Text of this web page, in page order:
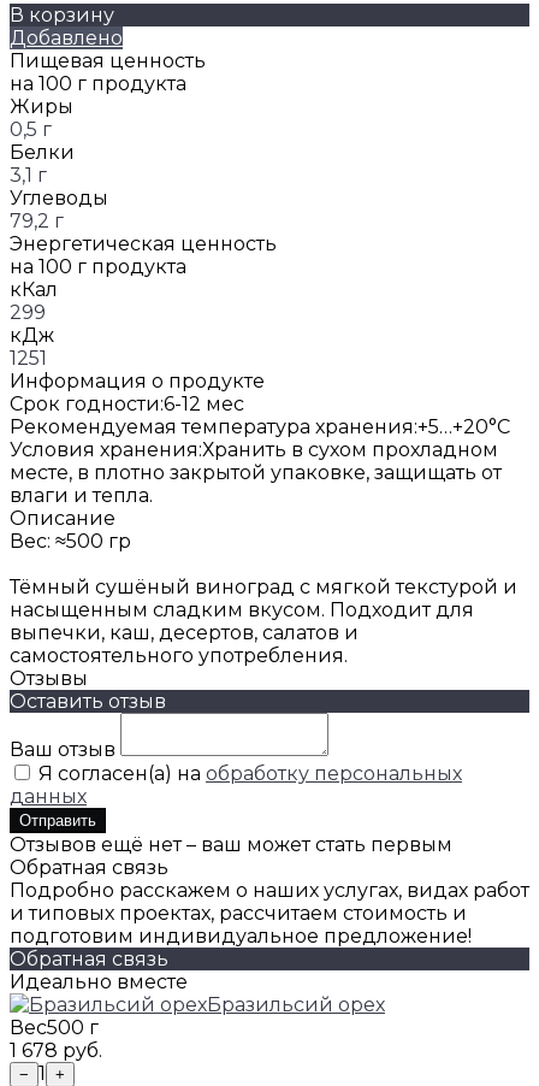
В корзину
Добавлено
Пищевая ценность
на 100 г продукта
Жиры
0,5 г
Белки
3,1 г
Углеводы
79,2 г
Энергетическая ценность
на 100 г продукта
кКал
299
кДж
1251
Информация о продукте
Срок годности:6-12 мес
Рекомендуемая температура хранения:+5…+20°C
Условия хранения:Хранить в сухом прохладном
месте, в плотно закрытой упаковке, защищать от
влаги и тепла.
Описание
Вес: ≈500 гр
Тёмный сушёный виноград с мягкой текстурой и
насыщенным сладким вкусом. Подходит для
выпечки, каш, десертов, салатов и
самостоятельного употребления.
Отзывы
Оставить отзыв
Ваш отзыв
Я согласен(а) на обработку персональных
данных
Отправить
Отзывов ещё нет – ваш может стать первым
Обратная связь
Подробно расскажем о наших услугах, видах работ
и типовых проектах, рассчитаем стоимость и
подготовим индивидуальное предложение!
Обратная связь
Идеально вместе
Бразильсий орех
Вес500 г
1 678 руб.
− 1 +